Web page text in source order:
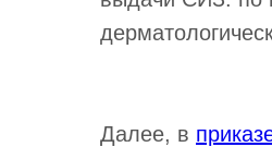
Далее, в